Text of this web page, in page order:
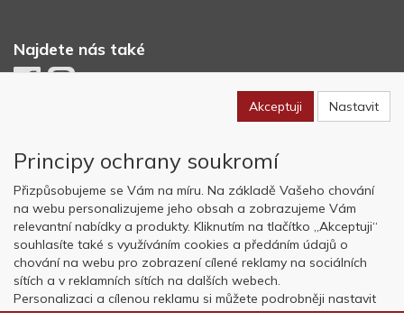
Najdete nás také
Copyright © OK AVIATION Base, s.r.o. 2022, powered byABRA E-
shop
Akceptuji Nastavit
Principy ochrany soukromí
Přizpůsobujeme se Vám na míru. Na základě Vašeho chování
na webu personalizujeme jeho obsah a zobrazujeme Vám
relevantní nabídky a produkty. Kliknutím na tlačítko „Akceptuji“
souhlasíte také s využíváním cookies a předáním údajů o
chování na webu pro zobrazení cílené reklamy na sociálních
sítích a v reklamních sítích na dalších webech.
Personalizaci a cílenou reklamu si můžete podrobněji nastavit
nebo kdykoli vypnout po kliknutí na tlačítko „Nastavit“.